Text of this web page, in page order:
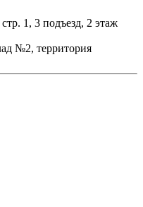
1, 3 подъезд, 2 этаж
№2, территория